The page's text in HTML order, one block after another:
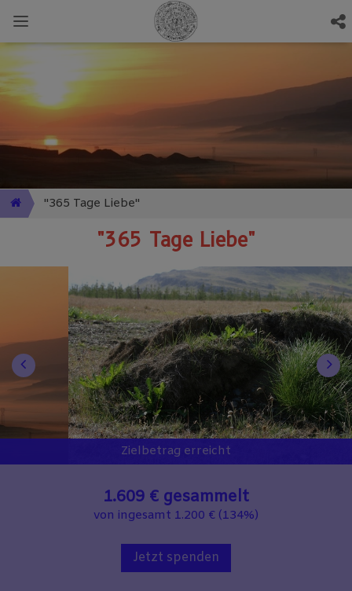
"365 Tage Liebe"
"365 Tage Liebe"
Zielbetrag erreicht
1.609 € gesammelt
von ingesamt 1.200 € (134%)
Jetzt spenden